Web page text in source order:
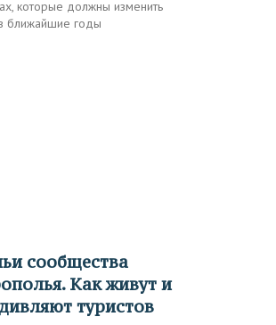
которые должны изменить
ближайшие годы
Как живут и
туристов